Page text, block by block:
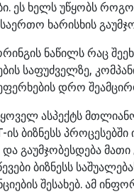
ეს ხელს უწყობს
ხარისხის
ნაწილს რაც
საფუძველზე,
დრო
ასპექტს
ბიზნესს
გაუმჯობესდება
ბიზნესს
შესახებ. ამ